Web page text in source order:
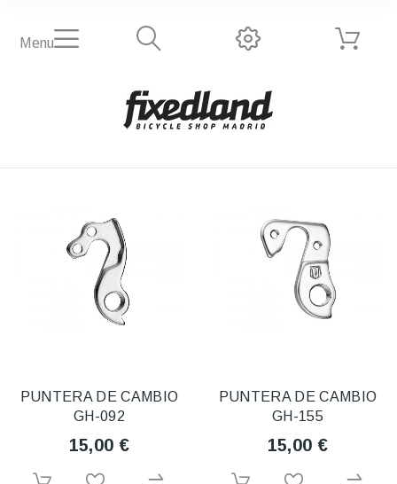
Menu
PUNTERA DE CAMBIO
GH-092
15,00 €
PUNTERA DE CAMBIO
GH-155
15,00 €